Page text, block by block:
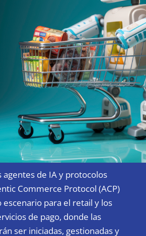
agentes de IA y protocolos
Commerce Protocol (ACP)
para el retail y los
de pago, donde las
ser iniciadas, gestionadas y